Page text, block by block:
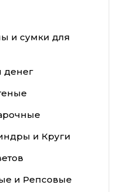
и сумки для
денег
и Круги
и Репсовые